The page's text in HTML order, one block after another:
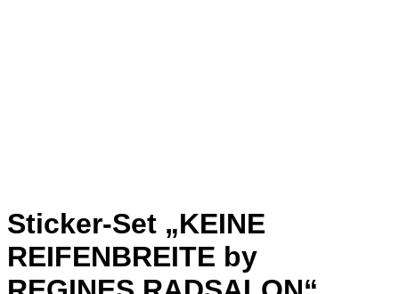
Sticker-Set „KEINE
REIFENBREITE by